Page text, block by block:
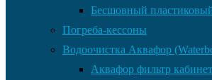
Бесшовный
Погреба-кессоны
Водоочистка Аквафор
Аквафор фильтр